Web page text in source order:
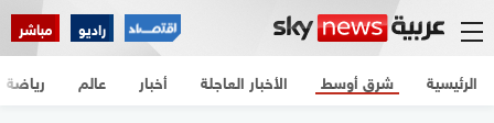
راديو مباشر
الرئيسية الأخبار العاجلة أخبار شرق أوسط عالم رياضة